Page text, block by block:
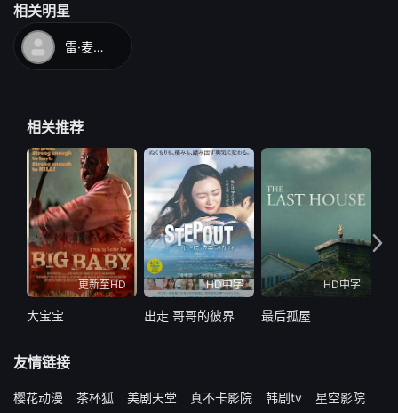
相关明星
雷·麦克劳斯基
相关推荐
更新至HD
大宝宝
HD中字
出走 哥哥的彼界
HD中字
最后孤屋
友情链接
樱花动漫 茶杯狐 美剧天堂 真不卡影院 韩剧tv 星空影院